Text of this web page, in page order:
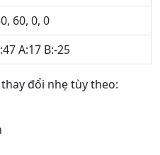
60, 0, 0
A:17 B:-25
đổi nhẹ tùy theo: